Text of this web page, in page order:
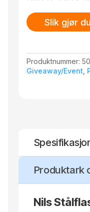
Slik gjør
Produktnummer:
Giveaway/Event
Produktark
Nils